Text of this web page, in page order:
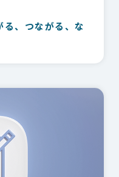
、つながる、な